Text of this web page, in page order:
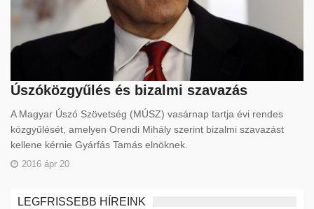
Úszóközgyűlés és bizalmi szavazás
A Magyar Úszó Szövetség (MÚSZ) vasárnap tartja évi rendes
közgyűlését, amelyen Orendi Mihály szerint bizalmi szavazást
kellene kérnie Gyárfás Tamás elnöknek.
2016 ápr 20
LEGFRISSEBB HÍREINK